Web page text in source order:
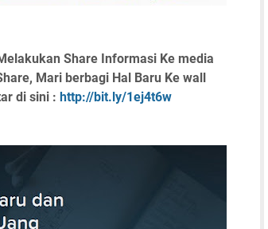
Share Informasi Ke media
Mari berbagi Hal Baru Ke wall
di sini : http://bit.ly/1ej4t6w